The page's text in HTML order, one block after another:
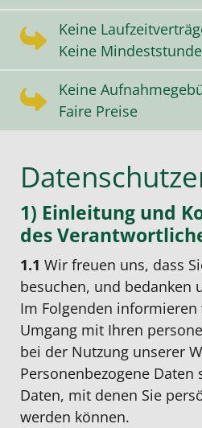
Keine
Keine
Keine
Faire Preise
1) Einleitung und
des
1.1 Wir freuen uns, dass
besuchen, und bedanken
Im Folgenden informieren
Umgang mit Ihren
bei der Nutzung unserer
Personenbezogene
Daten, mit denen Sie
werden können.